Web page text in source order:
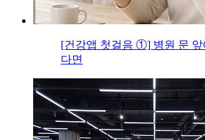
[건강앱 첫걸음 ①] 병원 문 앞
다면